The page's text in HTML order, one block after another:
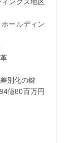
ングス地区
ルディン
別化の鍵
億80百万円